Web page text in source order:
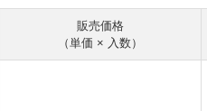
販売価格
（単価 × 入数）